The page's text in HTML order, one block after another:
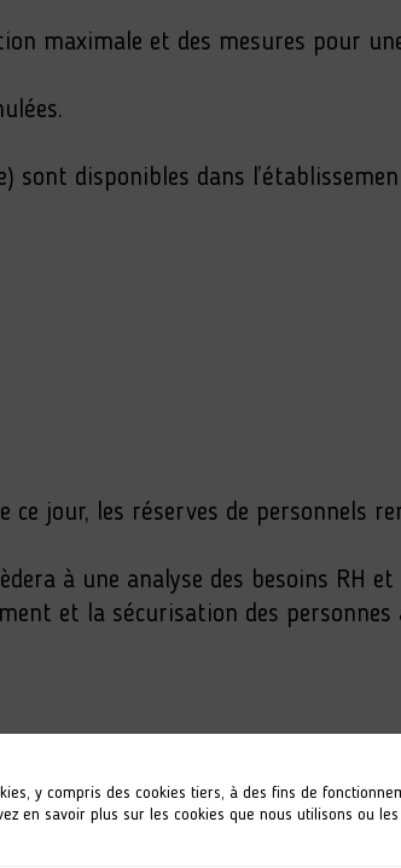
maximale et des mesures pour
sont disponibles dans
jour, les réserves de personnels
à une analyse des besoins RH
et la sécurisation des personnes
DE
y compris des cookies tiers, à des fins de
en savoir plus sur les cookies que nous utilisons ou